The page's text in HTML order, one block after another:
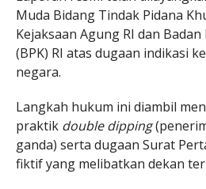
Muda Bidang Tindak Pidana
Kejaksaan Agung RI dan
(BPK) RI atas dugaan indikasi
negara.
Langkah hukum ini diambil
praktik double dipping
ganda) serta dugaan Surat
fiktif yang melibatkan dekan